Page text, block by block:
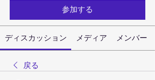
参加する
ディスカッション メディア メンバー
戻る